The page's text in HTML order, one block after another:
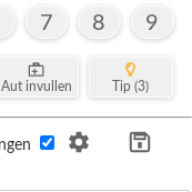
7 8 9
Aut invullen Tip (3)